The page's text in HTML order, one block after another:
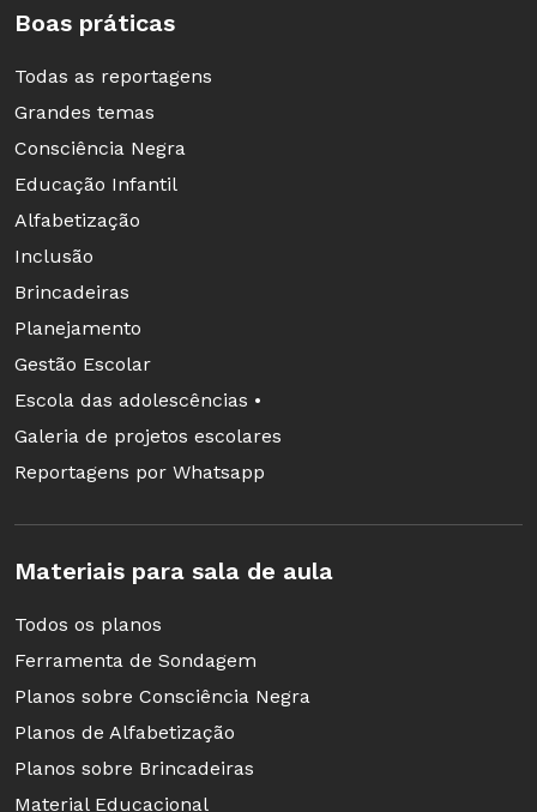
Boas práticas
Todas as reportagens
Grandes temas
Consciência Negra
Educação Infantil
Alfabetização
Inclusão
Brincadeiras
Planejamento
Gestão Escolar
Escola das adolescências •
Galeria de projetos escolares
Reportagens por Whatsapp
Materiais para sala de aula
Todos os planos
Ferramenta de Sondagem
Planos sobre Consciência Negra
Planos de Alfabetização
Planos sobre Brincadeiras
Material Educacional